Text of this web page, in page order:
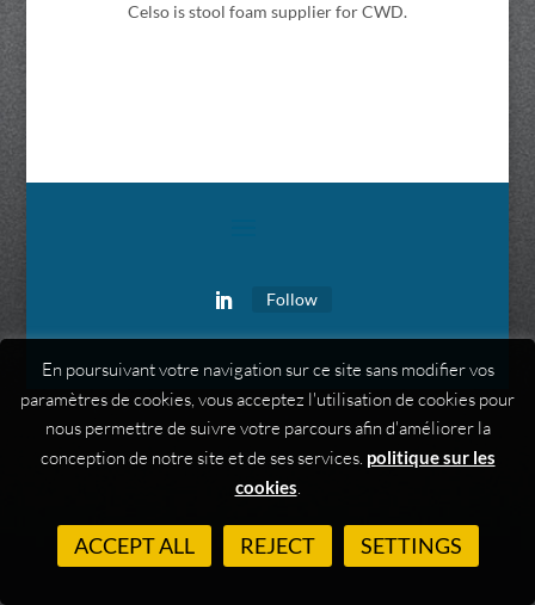
Celso is stool foam supplier for CWD.
Follow
En poursuivant votre navigation sur ce site sans modifier vos
paramètres de cookies, vous acceptez l'utilisation de cookies pour
nous permettre de suivre votre parcours afin d'améliorer la
conception de notre site et de ses services. politique sur les
cookies.
ACCEPT ALL REJECT SETTINGS